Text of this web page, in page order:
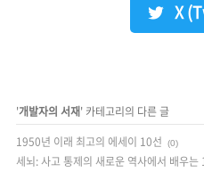
X
'개발자의 서재' 카테고리의 다른 글
1950년 이래 최고의 에세이 10선
(0)
세뇌: 사고 통제의 새로운 역사에서 배우는